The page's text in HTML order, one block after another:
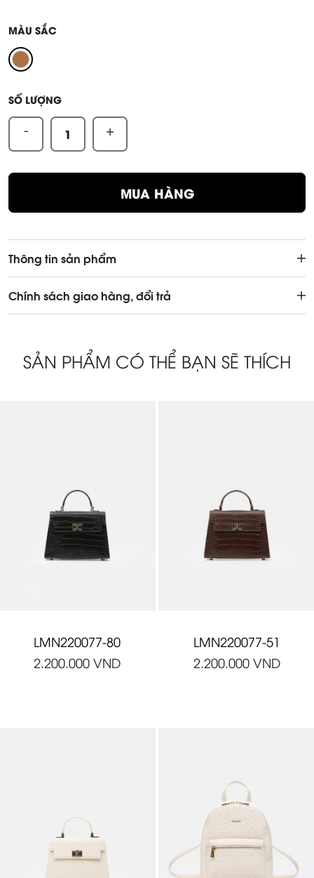
MÀU SẮC
SỐ LƯỢNG
- +
MUA HÀNG
Thông tin sản phẩm
Chính sách giao hàng, đổi trả
SẢN PHẨM CÓ THỂ BẠN SẼ THÍCH
LMN220077-80
2.200.000 VND
LMN220077-51
2.200.000 VND